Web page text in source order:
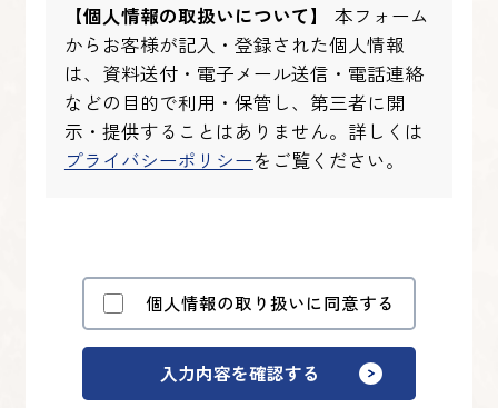
【個人情報の取扱いについて】
本フォーム
からお客様が記入・登録された個人情報
は、資料送付・電子メール送信・電話連絡
などの目的で利用・保管し、第三者に開
示・提供することはありません。詳しくは
プライバシーポリシーをご覧ください。
個人情報の取り扱いに同意する